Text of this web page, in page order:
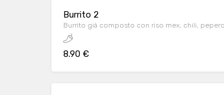
Burrito 2
Burrito già composto con riso mex, chili,
8.90 €